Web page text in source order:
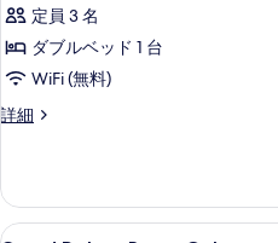
真
を
表
示
す
べ
て
の
を
定員 3 名
ダブルベッド 1 台
WiFi (無料)
詳細
Deluxe
詳
細
Grand